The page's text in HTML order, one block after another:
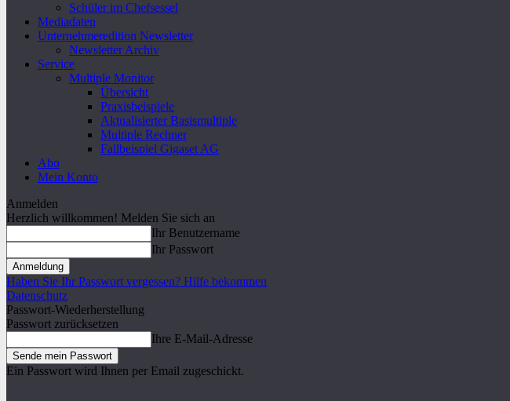
Schüler im Chefsessel
Mediadaten
Unternehmeredition Newsletter
Newsletter Archiv
Service
Multiple Monitor
Übersicht
Praxisbeispiele
Aktualisierter Basismultiple
Multiple Rechner
Fallbeispiel Gigaset AG
Abo
Mein Konto
Anmelden
Herzlich willkommen! Melden Sie sich an
Ihr Benutzername
Ihr Passwort
Haben Sie Ihr Passwort vergessen? Hilfe bekommen
Datenschutz
Passwort-Wiederherstellung
Passwort zurücksetzen
Ihre E-Mail-Adresse
Ein Passwort wird Ihnen per Email zugeschickt.